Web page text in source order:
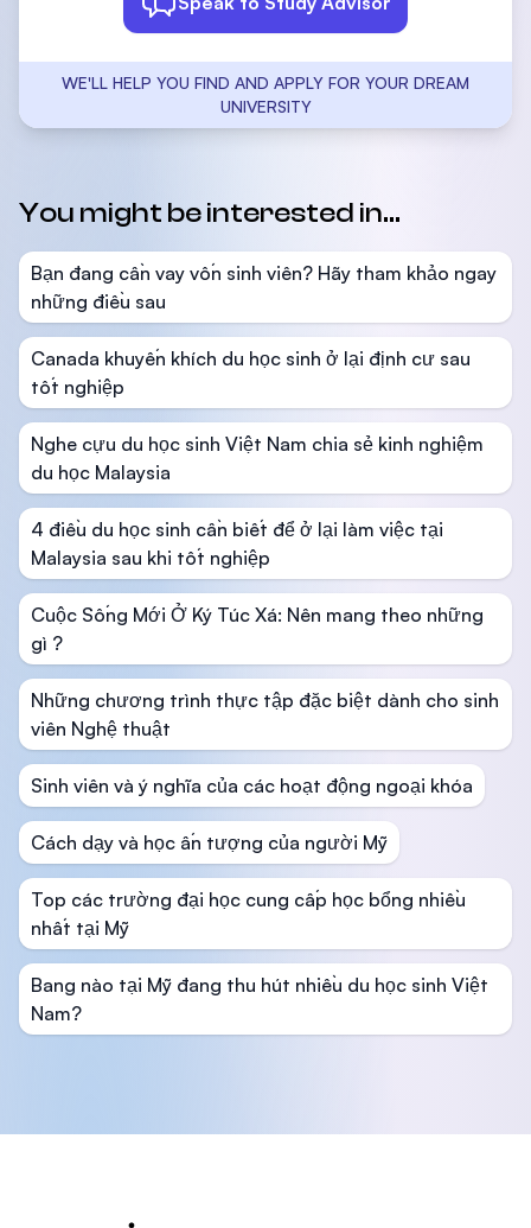
WE'LL HELP YOU FIND AND APPLY FOR YOUR DREAM
UNIVERSITY
You might be interested in...
Bạn đang cần vay vốn sinh viên? Hãy tham khảo ngay
những điều sau
Canada khuyến khích du học sinh ở lại định cư sau
tốt nghiệp
Nghe cựu du học sinh Việt Nam chia sẻ kinh nghiệm
du học Malaysia
4 điều du học sinh cần biết để ở lại làm việc tại
Malaysia sau khi tốt nghiệp
Cuộc Sống Mới Ở Ký Túc Xá: Nên mang theo những
gì ?
Những chương trình thực tập đặc biệt dành cho sinh
viên Nghệ thuật
Sinh viên và ý nghĩa của các hoạt động ngoại khóa
Cách dạy và học ấn tượng của người Mỹ
Top các trường đại học cung cấp học bổng nhiều
nhất tại Mỹ
Bang nào tại Mỹ đang thu hút nhiều du học sinh Việt
Nam?